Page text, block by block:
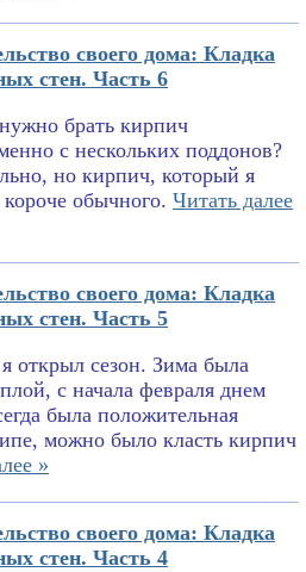
своего дома: Кладка
стен. Часть 6
брать кирпич
с нескольких поддонов?
но кирпич, который я
обычного. Читать далее
своего дома: Кладка
стен. Часть 5
открыл сезон. Зима была
с начала февраля днем
была положительная
можно было класть кирпич
»
своего дома: Кладка
стен. Часть 4